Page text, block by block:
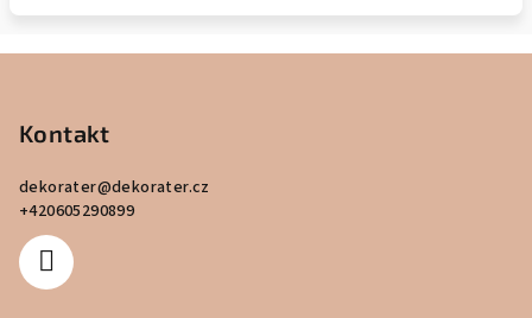
Kontakt
dekorater@dekorater.cz
+420605290899